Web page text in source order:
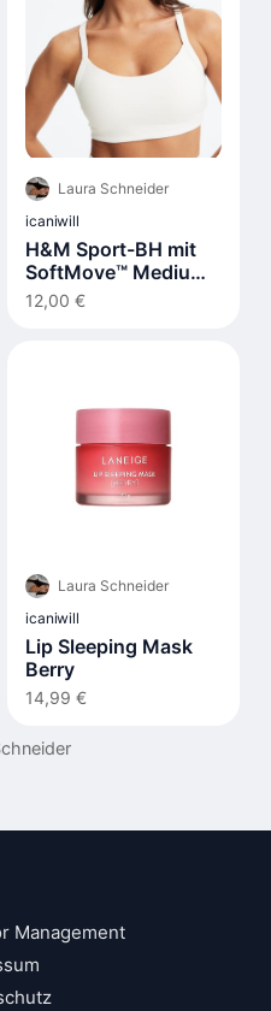
Laura Schneider
icaniwill
H&M Sport-BH mit
SoftMove™ Medium
Support
12,00 €
Laura Schneider
icaniwill
Lip Sleeping Mask
Berry
14,99 €
Management